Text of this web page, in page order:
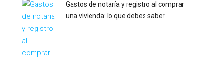
Gastos de notaría y registro al comprar
una vivienda: lo que debes saber